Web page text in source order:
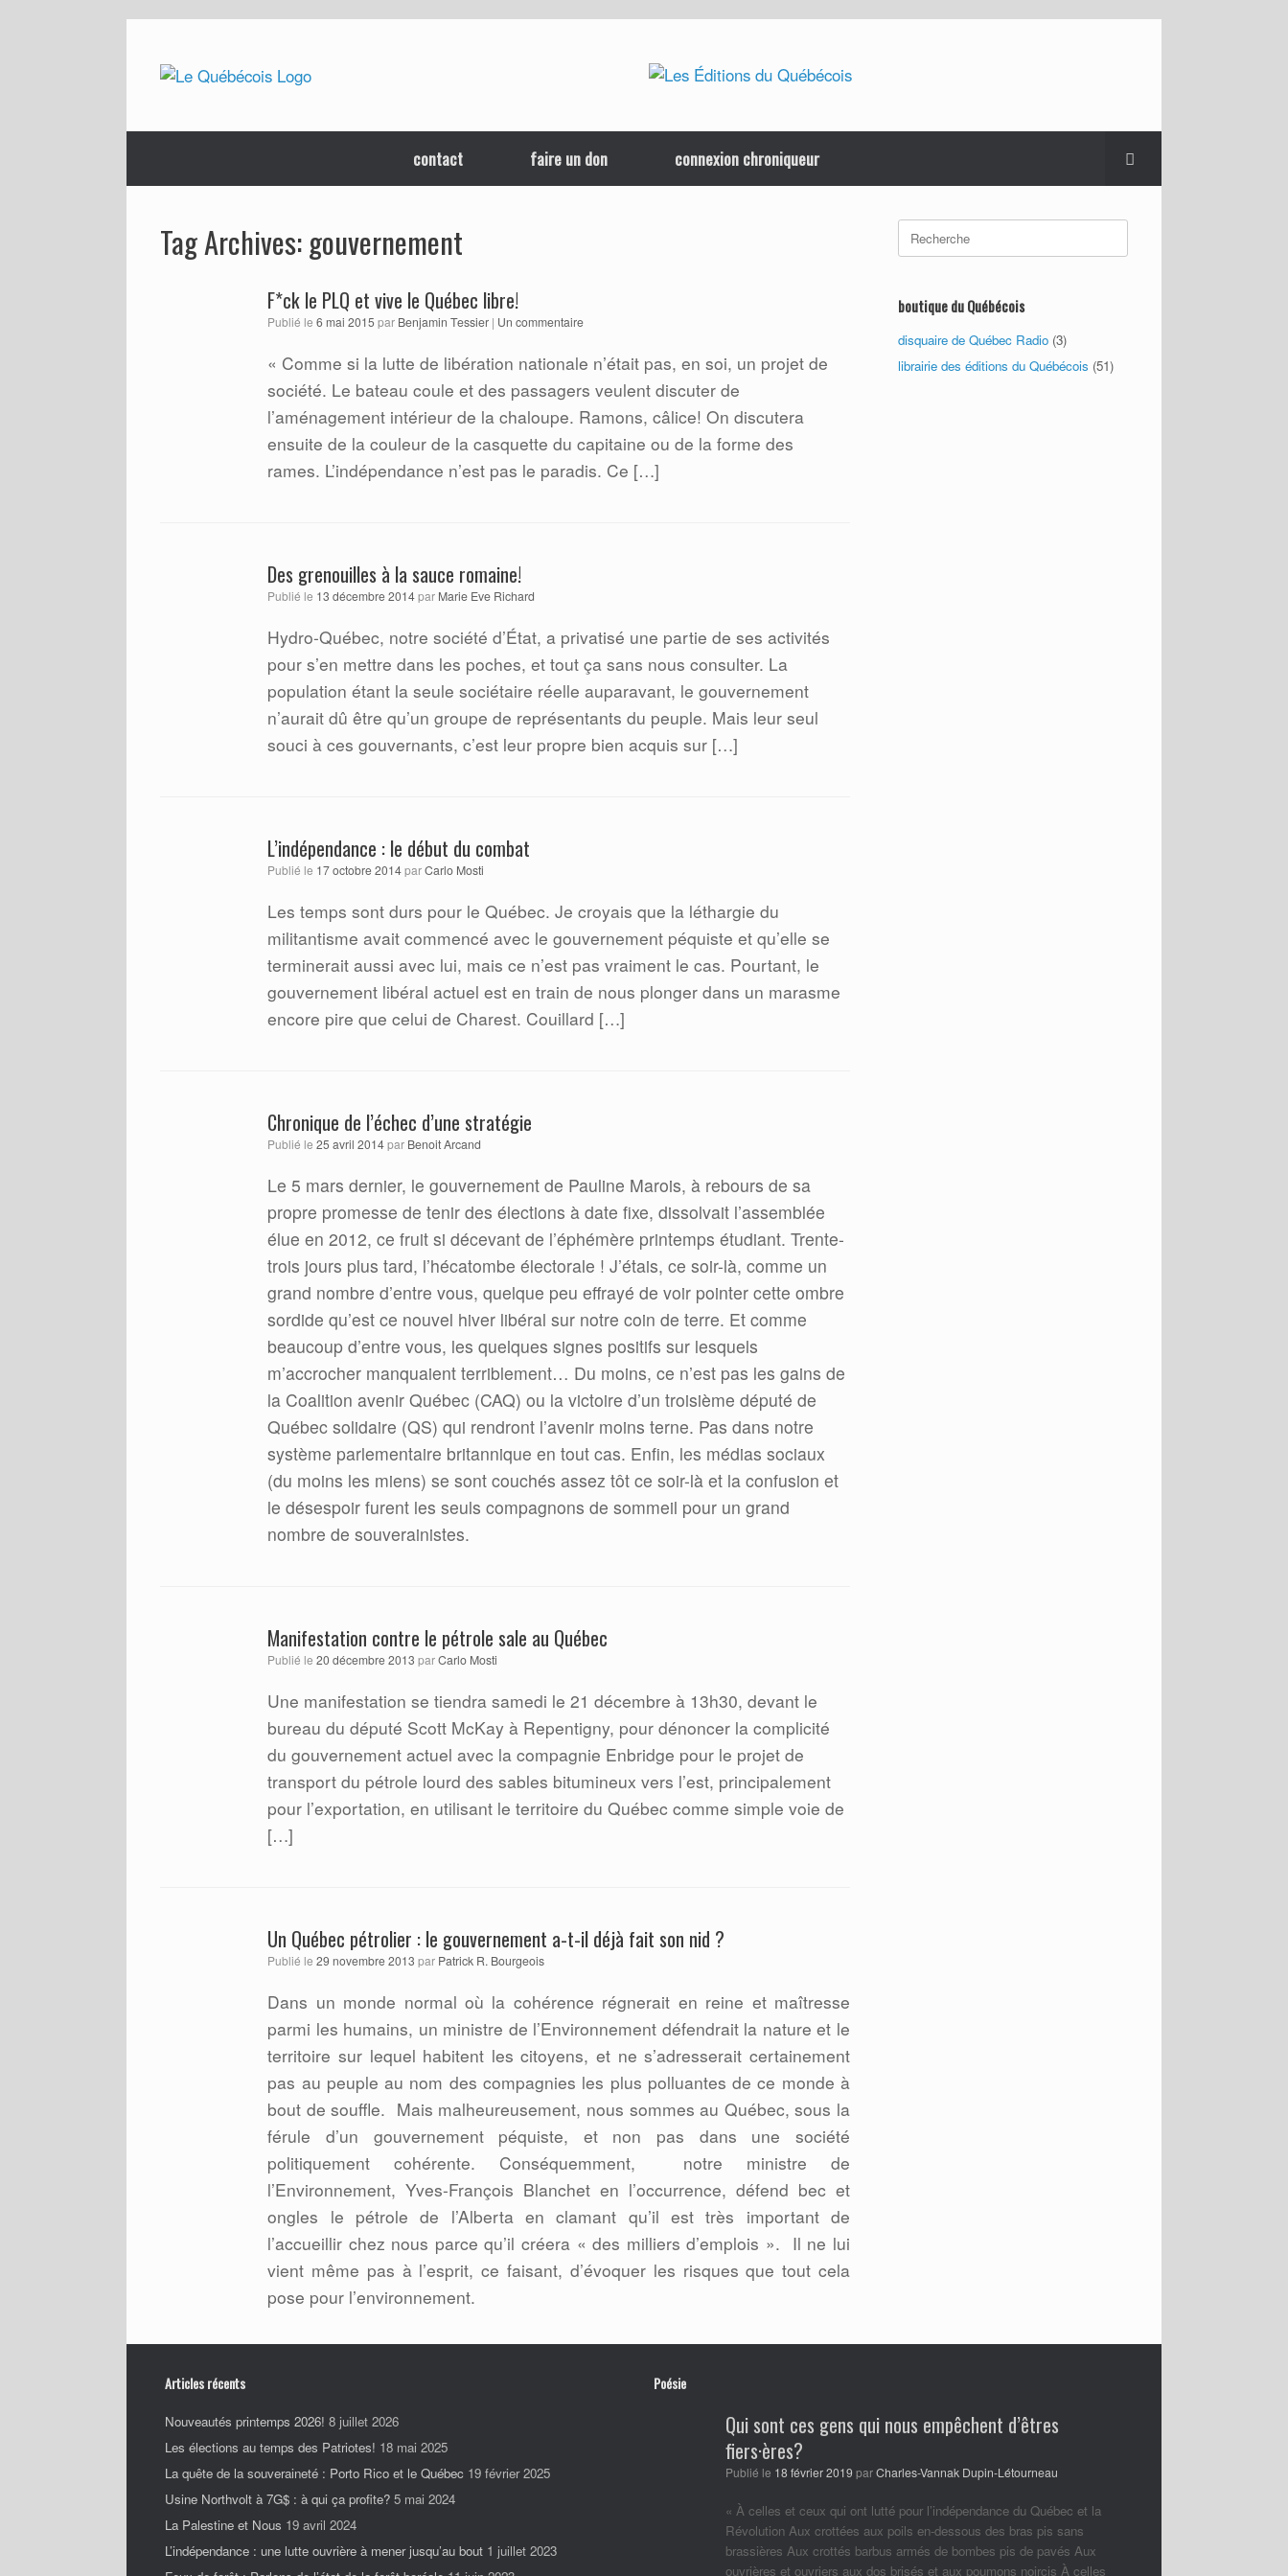
content
contact faire un don connexion chroniqueur
Tag Archives: gouvernement
F*ck le PLQ et vive le Québec libre!
Publié le6 mai 2015 par Benjamin Tessier | Un commentaire
« Comme si la lutte de libération nationale n’était pas, en soi, un projet de
société. Le bateau coule et des passagers veulent discuter de
l’aménagement intérieur de la chaloupe. Ramons, câlice! On discutera
ensuite de la couleur de la casquette du capitaine ou de la forme des
rames. L’indépendance n’est pas le paradis. Ce […]
Des grenouilles à la sauce romaine!
Publié le 13 décembre 2014par Marie Eve Richard
Hydro-Québec, notre société d’État, a privatisé une partie de ses activités
pour s’en mettre dans les poches, et tout ça sans nous consulter. La
population étant la seule sociétaire réelle auparavant, le gouvernement
n’aurait dû être qu’un groupe de représentants du peuple. Mais leur seul
souci à ces gouvernants, c’est leur propre bien acquis sur […]
L’indépendance : le début du combat
Publié le 17 octobre 2014parCarlo Mosti
Les temps sont durs pour le Québec. Je croyais que la léthargie du
militantisme avait commencé avec le gouvernement péquiste et qu’elle se
terminerait aussi avec lui, mais ce n’est pas vraiment le cas. Pourtant, le
gouvernement libéral actuel est en train de nous plonger dans un marasme
encore pire que celui de Charest. Couillard […]
Chronique de l’échec d’une stratégie
Publié le25 avril 2014par Benoit Arcand
Le 5 mars dernier, le gouvernement de Pauline Marois, à rebours de sa
propre promesse de tenir des élections à date fixe, dissolvait l’assemblée
élue en 2012, ce fruit si décevant de l’éphémère printemps étudiant. Trente-
trois jours plus tard, l’hécatombe électorale ! J’étais, ce soir-là, comme un
grand nombre d’entre vous, quelque peu effrayé de voir pointer cette ombre
sordide qu’est ce nouvel hiver libéral sur notre coin de terre. Et comme
beaucoup d’entre vous, les quelques signes positifs sur lesquels
m’accrocher manquaient terriblement… Du moins, ce n’est pas les gains de
la Coalition avenir Québec (CAQ) ou la victoire d’un troisième député de
Québec solidaire (QS) qui rendront l’avenir moins terne. Pas dans notre
système parlementaire britannique en tout cas. Enfin, les médias sociaux
(du moins les miens) se sont couchés assez tôt ce soir-là et la confusion et
le désespoir furent les seuls compagnons de sommeil pour un grand
nombre de souverainistes.
Manifestation contre le pétrole sale au Québec
Publié le20 décembre 2013 parCarlo Mosti
Une manifestation se tiendra samedi le 21 décembre à 13h30, devant le
bureau du député Scott McKay à Repentigny, pour dénoncer la complicité
du gouvernement actuel avec la compagnie Enbridge pour le projet de
transport du pétrole lourd des sables bitumineux vers l’est, principalement
pour l’exportation, en utilisant le territoire du Québec comme simple voie de
[…]
Un Québec pétrolier : le gouvernement a-t-il déjà fait son nid ?
Publié le29 novembre 2013 par Patrick R. Bourgeois
Dans un monde normal où la cohérence régnerait en reine et maîtresse
parmi les humains, un ministre de l’Environnement défendrait la nature et le
territoire sur lequel habitent les citoyens, et ne s’adresserait certainement
pas au peuple au nom des compagnies les plus polluantes de ce monde à
bout de souffle. Mais malheureusement, nous sommes au Québec, sous la
férule d’un gouvernement péquiste, et non pas dans une société
politiquement cohérente. Conséquemment,
notre ministre de
l’Environnement, Yves-François Blanchet en l’occurrence, défend bec et
ongles le pétrole de l’Alberta en clamant qu’il est très important de
l’accueillir chez nous parce qu’il créera « des milliers d’emplois ». Il ne lui
vient même pas à l’esprit, ce faisant, d’évoquer les risques que tout cela
pose pour l’environnement.
Search
for:
boutique du Québécois
disquaire de Québec Radio (3)
librairie des éditions du Québécois (51)
Articles récents
Nouveautés printemps 2026! 8 juillet 2026
Les élections au temps des Patriotes! 18 mai 2025
La quête de la souveraineté : Porto Rico et le Québec 19 février 2025
Usine Northvolt à 7G$ : à qui ça profite? 5 mai 2024
La Palestine et Nous 19 avril 2024
L’indépendance : une lutte ouvrière à mener jusqu’au bout 1 juillet 2023
Poésie
Qui sont ces gens qui nous empêchent d’êtres
fiers·ères?
Publié le 18 février 2019 parCharles-Vannak Dupin-Létourneau
« À celles et ceux qui ont lutté pour l’indépendance du Québec et la
Révolution Aux crottées aux poils en-dessous des bras pis sans
brassières Aux crottés barbus armés de bombes pis de pavés Aux
ouvrières et ouvriers aux dos brisés et aux poumons noircis À celles